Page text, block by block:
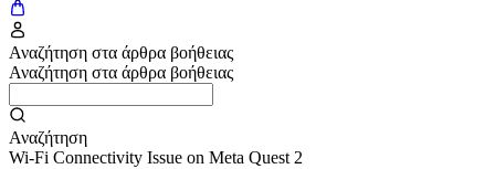
Αναζήτηση στα άρθρα βοήθειας
Αναζήτηση στα άρθρα βοήθειας
Αναζήτηση
Wi-Fi Connectivity Issue on Meta Quest 2